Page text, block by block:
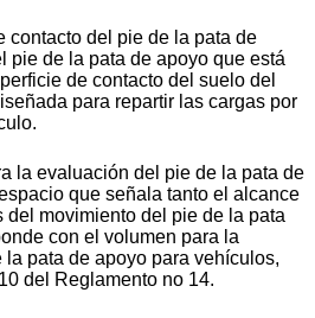
contacto del pie de la pata de
pie de la pata de apoyo que está
de contacto del suelo del
para repartir las cargas por
la evaluación del pie de la pata de
que señala tanto el alcance
del movimiento del pie de la pata
con el volumen para la
pata de apoyo para vehículos,
del Reglamento no 14.